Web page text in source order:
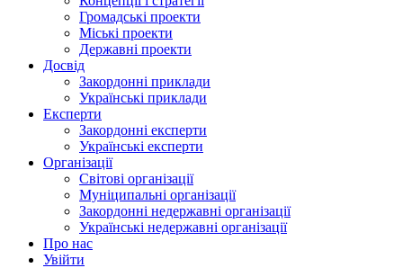
Громадські проекти
Міські проекти
Державні проекти
Досвід
Закордонні приклади
Українські приклади
Експерти
Закордонні експерти
Українські експерти
Організації
Світові організації
Муніципальні організації
Закордонні недержавні організації
Українські недержавні організації
Про нас
Увійти